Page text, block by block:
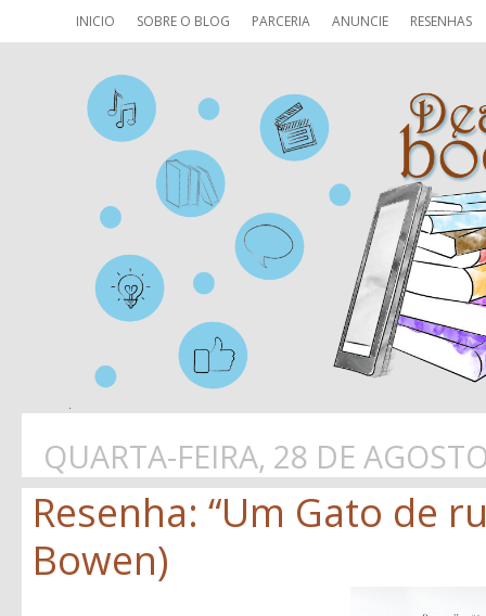
INICIO SOBRE O BLOG PARCERIA ANUNCIE RESENHAS
QUARTA-FEIRA, 28 DE
Resenha: “Um Gato de
Bowen)